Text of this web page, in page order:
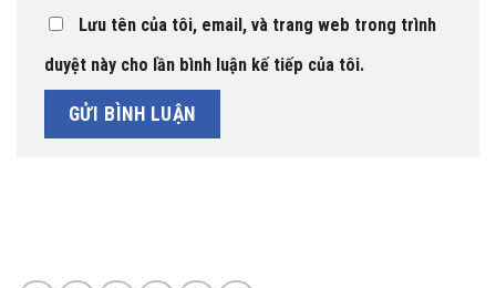
Lưu tên của tôi, email, và trang web trong trình
duyệt này cho lần bình luận kế tiếp của tôi.